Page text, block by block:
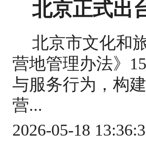
北京正式出
北京市文化和
营地管理办法》
与服务行为，构
营...
2026-05-18